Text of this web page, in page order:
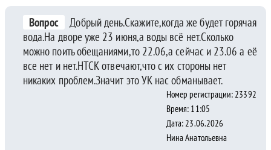
Вопрос
Добрый день.Скажите,когда же будет горячая
вода.На дворе уже 23 июня,а воды всё нет.Сколько
можно поить обещаниями,то 22.06,а сейчас и 23.06 а её
все нет и нет.НТСК отвечают,что с их стороны нет
никаких проблем.Значит это УК нас обманывает.
Номер регистрации: 23392
Время: 11:05
Дата: 23.06.2026
Нина Анатольевна